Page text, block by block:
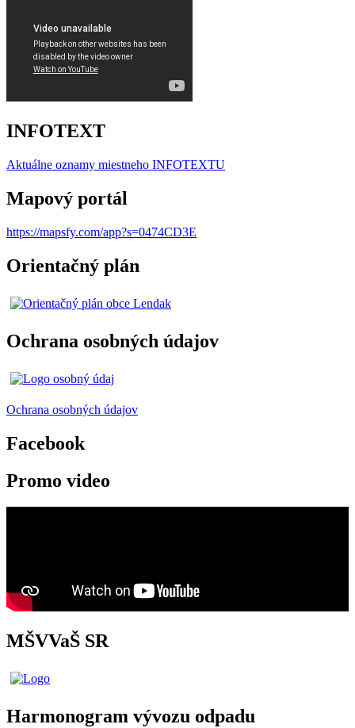
INFOTEXT
Aktuálne oznamy miestneho INFOTEXTU
Mapový portál
https://mapsfy.com/app?s=0474CD3E
Orientačný plán
Ochrana osobných údajov
Ochrana osobných údajov
Facebook
Promo video
MŠVVaŠ SR
Harmonogram vývozu odpadu